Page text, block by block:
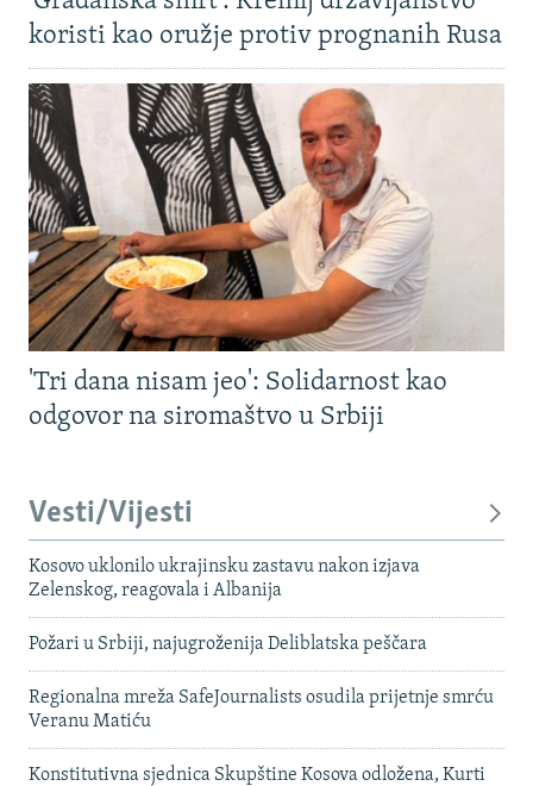
koristi kao oružje protiv prognanih Rusa
'Tri dana nisam jeo': Solidarnost kao
odgovor na siromaštvo u Srbiji
Vesti/Vijesti
Kosovo uklonilo ukrajinsku zastavu nakon izjava
Zelenskog, reagovala i Albanija
Požari u Srbiji, najugroženija Deliblatska peščara
Regionalna mreža SafeJournalists osudila prijetnje smrću
Veranu Matiću
Konstitutivna sjednica Skupštine Kosova odložena, Kurti